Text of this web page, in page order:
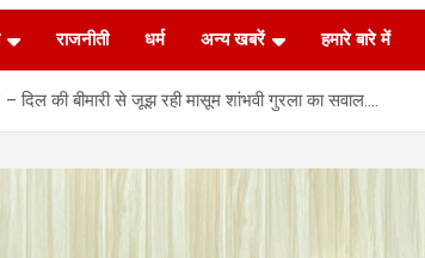
राजनीती धर्म अन्य खबरें हमारे बारे में
– दिल की बीमारी से जूझ रही मासूम शांभवी गुरला का सवाल….